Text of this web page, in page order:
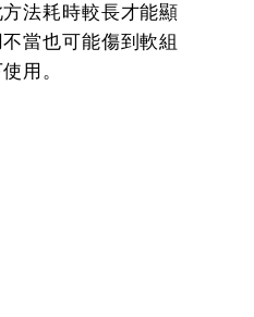
法耗時較長才能顯
當也可能傷到軟組
用。